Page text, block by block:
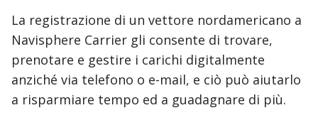
La registrazione di un vettore nordamericano a
Navisphere Carrier gli consente di trovare,
prenotare e gestire i carichi digitalmente
anziché via telefono o e-mail, e ciò può aiutarlo
a risparmiare tempo ed a guadagnare di più.